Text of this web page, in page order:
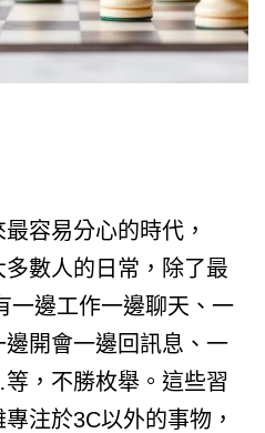
容易分心的時代，
多數人的日常，除了最
一邊工作一邊聊天、一
開會一邊回訊息、一
，不勝枚舉。這些習
注於3C以外的事物，